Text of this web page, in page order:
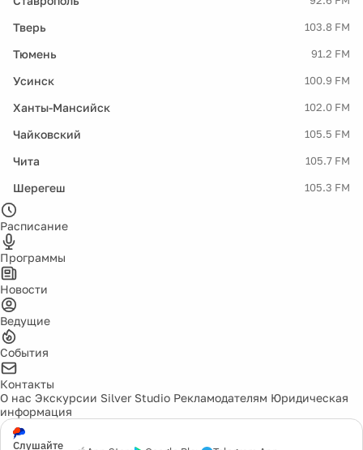
Тверь 103.8 FM
Тюмень 91.2 FM
Усинск 100.9 FM
Ханты-Мансийск 102.0 FM
Чайковский 105.5 FM
Чита 105.7 FM
Шерегеш 105.3 FM
Расписание
Программы
Новости
Ведущие
События
Контакты
О нас Экскурсии Silver Studio Рекламодателям Юридическая
информация
Слушайте